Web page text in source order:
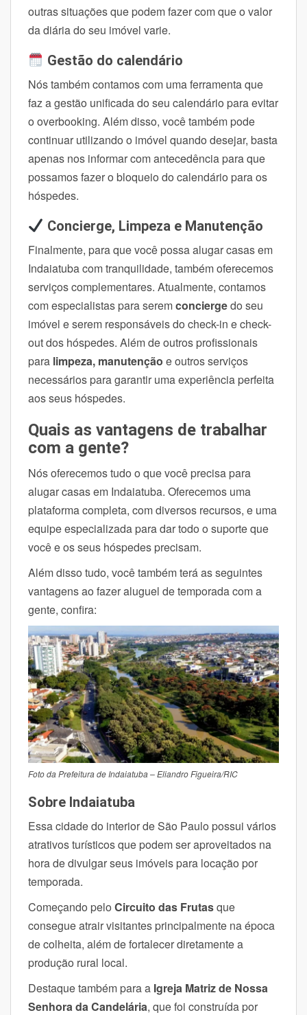
outras situações que podem fazer com que o valor
da diária do seu imóvel varie.
Gestão do calendário
Nós também contamos com uma ferramenta que
faz a gestão unificada do seu calendário para evitar
o overbooking. Além disso, você também pode
continuar utilizando o imóvel quando desejar, basta
apenas nos informar com antecedência para que
possamos fazer o bloqueio do calendário para os
hóspedes.
Concierge, Limpeza e Manutenção
Finalmente, para que você possa alugar casas em
Indaiatuba com tranquilidade, também oferecemos
serviços complementares. Atualmente, contamos
com especialistas para seremconciergedo seu
imóvel e serem responsáveis do check-in e check-
out dos hóspedes. Além de outros profissionais
para limpeza, manutenção e outros serviços
necessários para garantir uma experiência perfeita
aos seus hóspedes.
Quais as vantagens de trabalhar
com a gente?
Nós oferecemos tudo o que você precisa para
alugar casas em Indaiatuba. Oferecemos uma
plataforma completa, com diversos recursos, e uma
equipe especializada para dar todo o suporte que
você e os seus hóspedes precisam.
Além disso tudo, você também terá as seguintes
vantagens ao fazer aluguel de temporada com a
gente, confira:
Foto da Prefeitura de Indaiatuba – Eliandro Figueira/RIC
Sobre Indaiatuba
Essa cidade do interior de São Paulo possui vários
atrativos turísticos que podem ser aproveitados na
hora de divulgar seus imóveis para locação por
temporada.
Começando pelo Circuito das Frutasque
consegue atrair visitantes principalmente na época
de colheita, além de fortalecer diretamente a
produção rural local.
Destaque também para a Igreja Matriz de Nossa
Senhora da Candelária, que foi construída por